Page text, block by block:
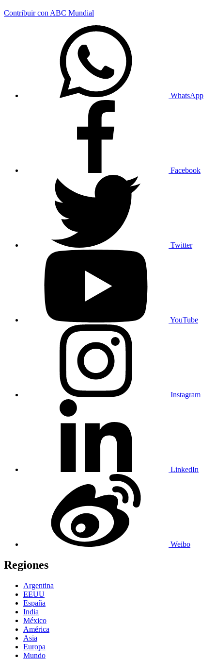
Contribuir con ABC Mundial
WhatsApp
Facebook
Twitter
YouTube
Instagram
LinkedIn
Weibo
Regiones
Argentina
EEUU
España
India
México
América
Asia
Europa
Mundo